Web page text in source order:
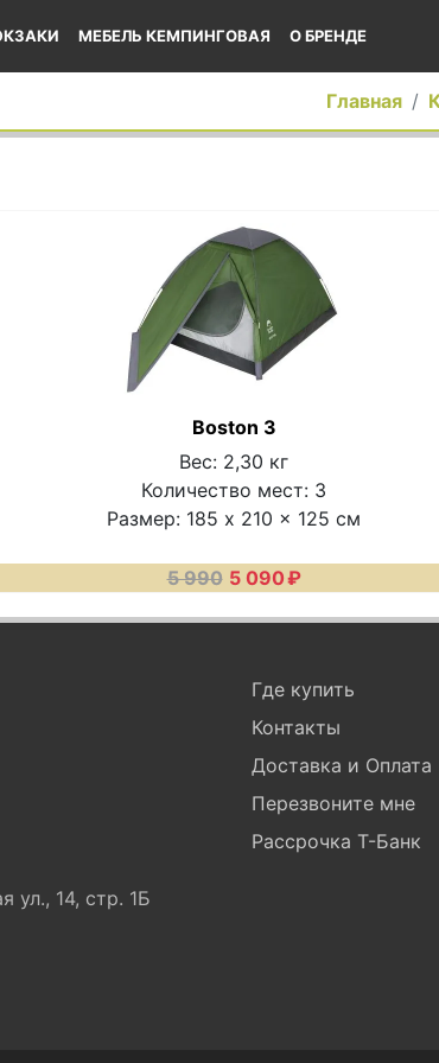
МЕБЕЛЬ КЕМПИНГОВАЯ О БРЕНДЕ
Главная
Boston 3
Вес: 2,30 кг
Количество мест: 3
Размер: 185 x 210 x 125 см
5 990 5 090₽
ул., 14, стр. 1Б
Где купить
Контакты
Доставка и Оплата
Перезвоните мне
Рассрочка Т-Банк